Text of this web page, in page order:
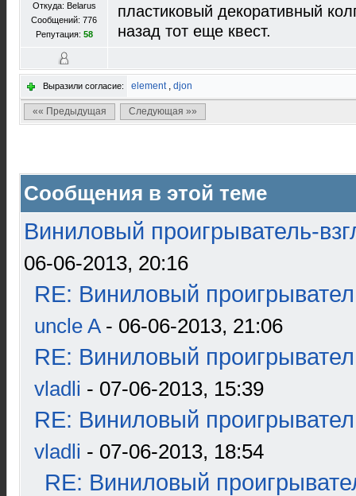
Откуда: Belarus
Сообщений: 776
Репутация: 58
пластиковый декоративный
назад тот еще квест.
Выразили согласие: element, djon
«« Предыдущая Следующая »»
Сообщения в этой теме
Виниловый проигрыватель-
06-06-2013, 20:16
RE: Виниловый
uncle A- 06-06-2013, 21:06
RE: Виниловый
vladli - 07-06-2013, 15:39
RE: Виниловый
vladli - 07-06-2013, 18:54
RE: Виниловый